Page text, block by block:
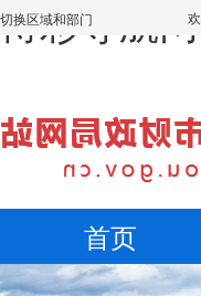
博彩导航网
切换区域和部门
首页